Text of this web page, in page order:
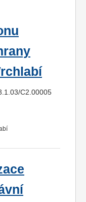
C2.00005